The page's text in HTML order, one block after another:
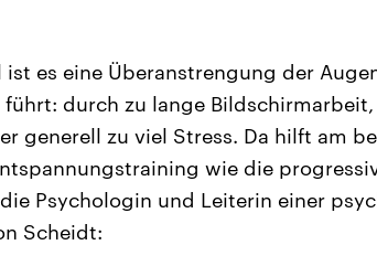
ist es eine Überanstrengung der
führt: durch zu lange
generell zu viel Stress. Da hilft am
wie die
Psychologin und Leiterin einer
Scheidt: